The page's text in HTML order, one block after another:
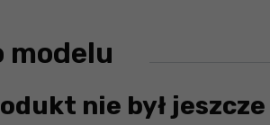
modelu
nie był